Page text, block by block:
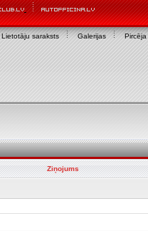
Lietotāju saraksts Galerijas Pircēja
Ziņojums